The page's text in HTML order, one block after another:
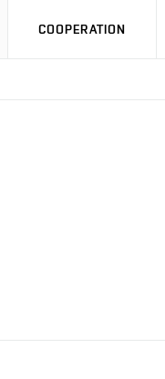
COOPERATION